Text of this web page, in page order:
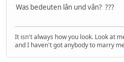
Was bedeuten lân und vân? ???
It isn't always how you look. Look at
and I haven't got anybody to marry